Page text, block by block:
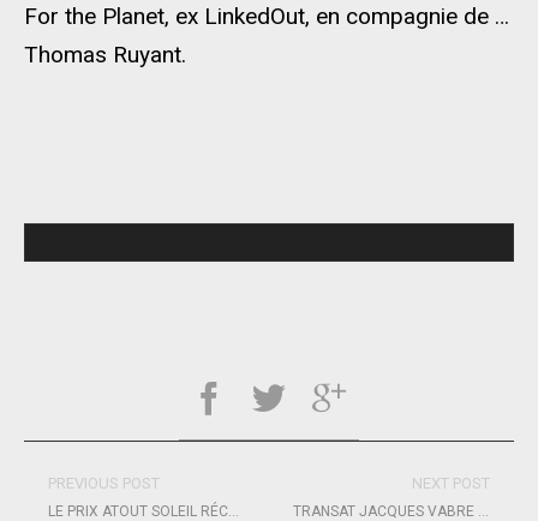
For the Planet, ex LinkedOut, en compagnie de …
Thomas Ruyant.
PREVIOUS POST
LE PRIX ATOUT SOLEIL RÉCOMPENSE 15 ASSOCIATIONS QUI PROPOSENT DES SOLUTIONS CONCRÈTES POUR COMBATTRE LES VIOLENCES
NEXT POST
TRANSAT JACQUES VABRE – SOLIDAIRES EN PELOTON PREMIER À LORIENT !